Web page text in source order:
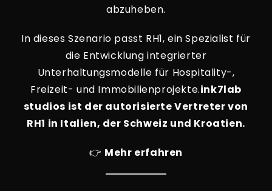
abzuheben.
In dieses Szenario passt RH1, ein Spezialist für
die Entwicklung integrierter
Unterhaltungsmodelle für Hospitality-,
Freizeit- und Immobilienprojekte.ink7lab
studios ist der autorisierte Vertreter von
RH1 in Italien, der Schweiz und Kroatien.
👉 Mehr erfahren